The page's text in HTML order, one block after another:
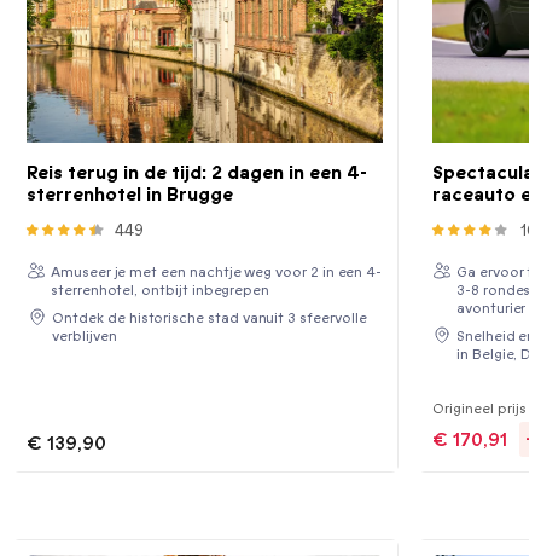
Reis terug in de tijd: 2 dagen in een 4-
sterrenhotel in Brugge
449
Amuseer je met een nachtje weg voor 2 in een 4-
sterrenhotel, ontbijt inbegrepen
Ontdek de historische stad vanuit 3 sfeervolle
verblijven
€ 139,90
raceauto
16
Ga ervoor
3-8 rondes
avonturier
Snelheid
in Belgie,
Origineel prijs :
€ 170,91 -